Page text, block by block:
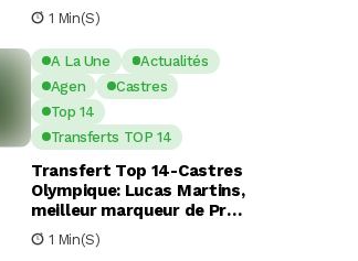
1 Min(s)
A La Une
Actualités
Agen
Castres
Top 14
Transferts TOP 14
Transfert Top 14-Castres
Olympique: Lucas Martins,
meilleur marqueur de Pro
D2, en route pour Castres
?
1 Min(s)